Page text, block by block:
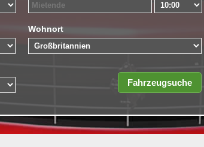
Wohnort